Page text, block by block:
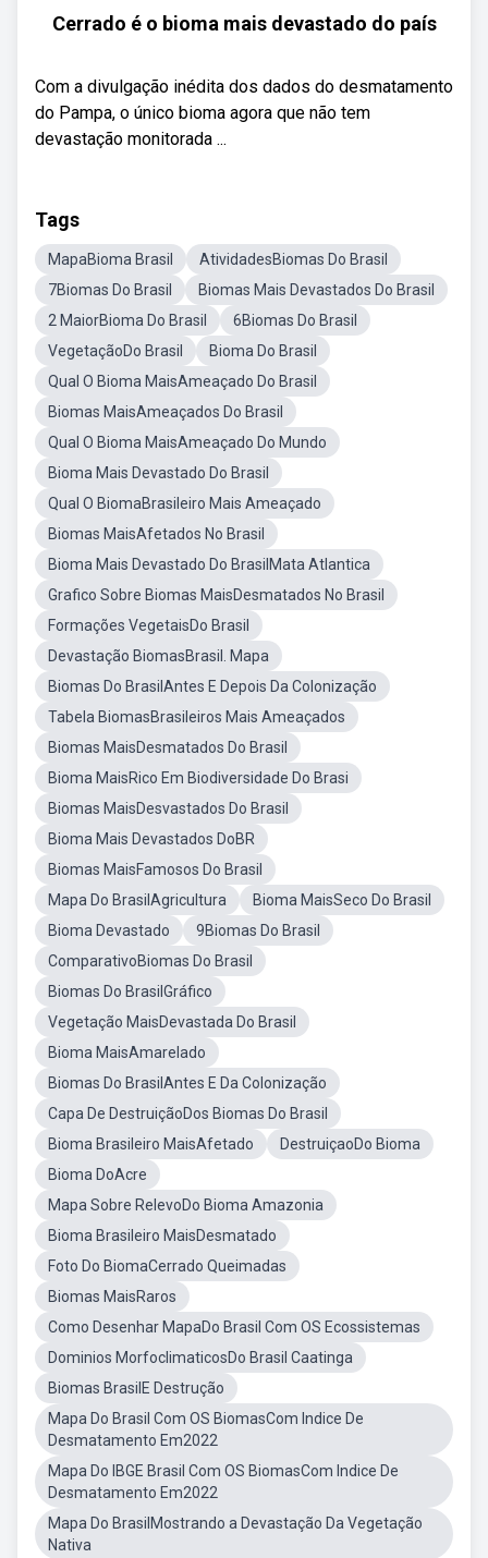
Cerrado é o bioma mais devastado do país
Com a divulgação inédita dos dados do desmatamento
do Pampa, o único bioma agora que não tem
devastação monitorada ...
Tags
MapaBioma Brasil
AtividadesBiomas Do Brasil
7Biomas Do Brasil
Biomas Mais Devastados Do Brasil
2 MaiorBioma Do Brasil
6Biomas Do Brasil
VegetaçãoDo Brasil
Bioma Do Brasil
Qual O Bioma MaisAmeaçado Do Brasil
Biomas MaisAmeaçados Do Brasil
Qual O Bioma MaisAmeaçado Do Mundo
Bioma Mais Devastado Do Brasil
Qual O BiomaBrasileiro Mais Ameaçado
Biomas MaisAfetados No Brasil
Bioma Mais Devastado Do BrasilMata Atlantica
Grafico Sobre Biomas MaisDesmatados No Brasil
Formações VegetaisDo Brasil
Devastação BiomasBrasil. Mapa
Biomas Do BrasilAntes E Depois Da Colonização
Tabela BiomasBrasileiros Mais Ameaçados
Biomas MaisDesmatados Do Brasil
Bioma MaisRico Em Biodiversidade Do Brasi
Biomas MaisDesvastados Do Brasil
Bioma Mais Devastados DoBR
Biomas MaisFamosos Do Brasil
Mapa Do BrasilAgricultura
Bioma MaisSeco Do Brasil
Bioma Devastado
9Biomas Do Brasil
ComparativoBiomas Do Brasil
Biomas Do BrasilGráfico
Vegetação MaisDevastada Do Brasil
Bioma MaisAmarelado
Biomas Do BrasilAntes E Da Colonização
Capa De DestruiçãoDos Biomas Do Brasil
Bioma Brasileiro MaisAfetado
DestruiçaoDo Bioma
Bioma DoAcre
Mapa Sobre RelevoDo Bioma Amazonia
Bioma Brasileiro MaisDesmatado
Foto Do BiomaCerrado Queimadas
Biomas MaisRaros
Como Desenhar MapaDo Brasil Com OS Ecossistemas
Dominios MorfoclimaticosDo Brasil Caatinga
Biomas BrasilE Destrução
Mapa Do Brasil Com OS BiomasCom Indice De
Desmatamento Em2022
Mapa Do IBGE Brasil Com OS BiomasCom Indice De
Desmatamento Em2022
Mapa Do BrasilMostrando a Devastação Da Vegetação
Nativa